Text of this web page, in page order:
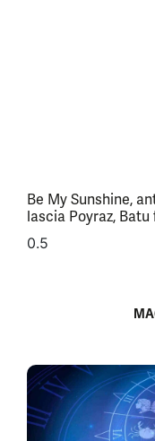
Be My Sunshine,
lascia Poyraz,